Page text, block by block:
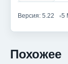
Версия: 5.22 5
Похожее